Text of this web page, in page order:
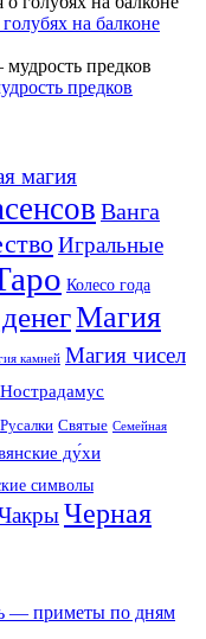
на балконе
предков
магия
Ванга
Игральные
Колесо года
Магия
камней Магия чисел
Нострадамус
Русалки Святые Семейная
ду́хи
символы
Черная
— приметы по дням